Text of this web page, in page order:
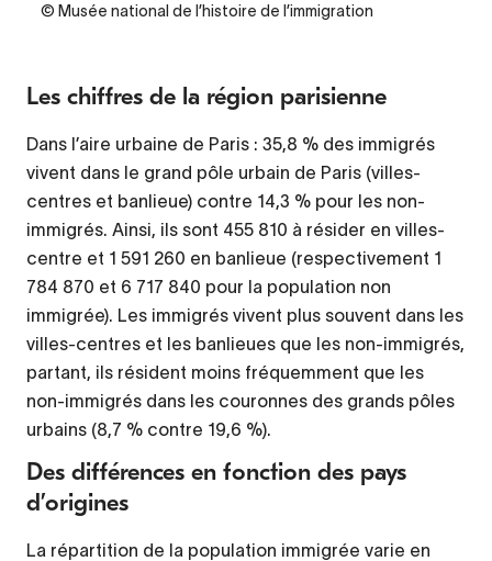
Credit
© Musée national de l’histoire de l’immigration
Les chiffres de la région parisienne
Dans l’aire urbaine de Paris : 35,8 % des immigrés
vivent dans le grand pôle urbain de Paris (villes-
centres et banlieue) contre 14,3 % pour les non-
immigrés. Ainsi, ils sont 455 810 à résider en villes-
centre et 1 591 260 en banlieue (respectivement 1
784 870 et 6 717 840 pour la population non
immigrée). Les immigrés vivent plus souvent dans les
villes-centres et les banlieues que les non-immigrés,
partant, ils résident moins fréquemment que les
non-immigrés dans les couronnes des grands pôles
urbains (8,7 % contre 19,6 %).
Des différences en fonction des pays
d’origines
La répartition de la population immigrée varie en